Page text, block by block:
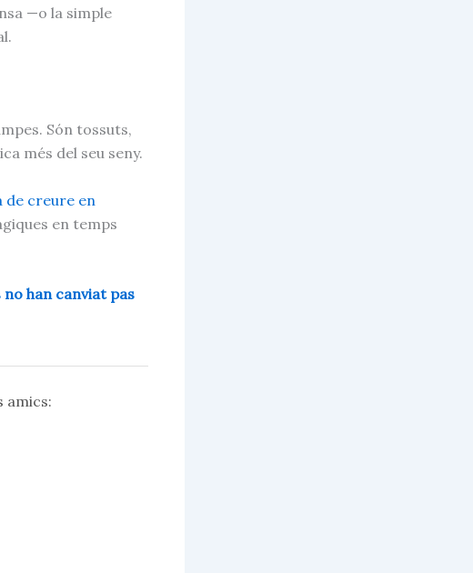
—o la simple
Són tossuts,
més del seu seny.
de creure en
en temps
no han canviat pas
amics: